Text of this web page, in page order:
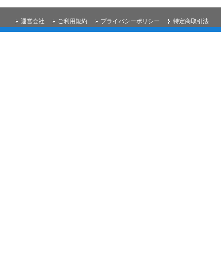
特定商取引法
プライバシーポリシー
ご利用規約
運営会社